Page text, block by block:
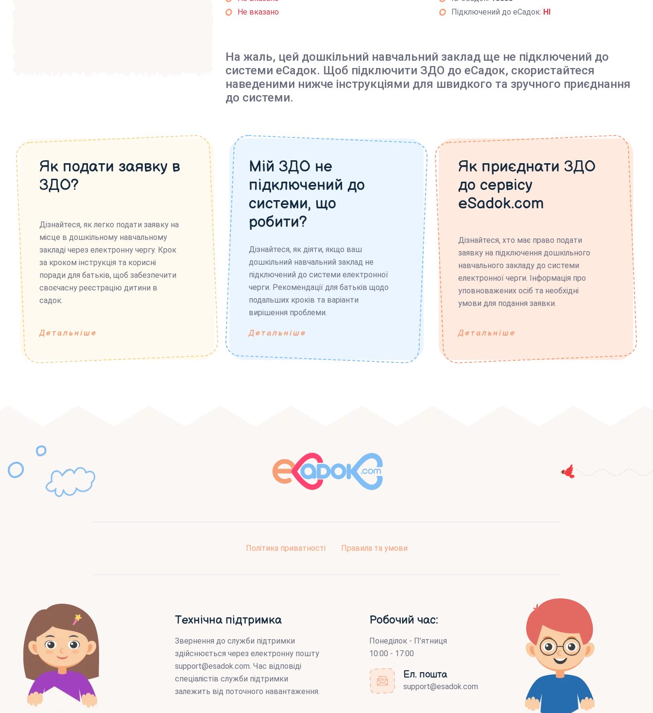
Не вказано
Підключений до еСадок: НІ
На жаль, цей дошкільний навчальний заклад ще не підключений до
системи еСадок. Щоб підключити ЗДО до еСадок, скористайтеся
наведеними нижче інструкціями для швидкого та зручного приєднання
до системи.
Як подати заявку в
ЗДО?
Дізнайтеся, як легко подати заявку на
місце в дошкільному навчальному
закладі через електронну чергу. Крок
за кроком інструкція та корисні
поради для батьків, щоб забезпечити
своєчасну реєстрацію дитини в
садок.
Детальніше
Мій ЗДО не
підключений до
системи, що
робити?
Дізнайтеся, як діяти, якщо ваш
дошкільний навчальний заклад не
підключений до системи електронної
черги. Рекомендації для батьків щодо
подальших кроків та варіанти
вирішення проблеми.
Детальніше
Як приєднати ЗДО
до сервісу
eSadok.com
Дізнайтеся, хто має право подати
заявку на підключення дошкільного
навчального закладу до системи
електронної черги. Інформація про
уповноважених осіб та необхідні
умови для подання заявки.
Детальніше
Політика приватності Правила та умови
Технічна підтримка
Звернення до служби підтримки
здійснюється через електронну пошту
support@esadok.com. Час відповіді
спеціалістів служби підтримки
залежить від поточного навантаження.
Робочий час:
Понеділок - П’ятниця
10:00 - 17:00
Ел. пошта
support@esadok.com